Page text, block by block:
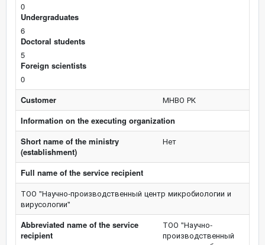
0
Undergraduates
6
Doctoral students
5
Foreign scientists
0
Customer
МНВО РК
Information on the executing organization
Short name of the ministry
(establishment)
Нет
Full name of the service recipient
ТОО "Научно-производственный центр микробиологии и
вирусологии"
Abbreviated name of the service
recipient
ТОО "Научно-
производственный